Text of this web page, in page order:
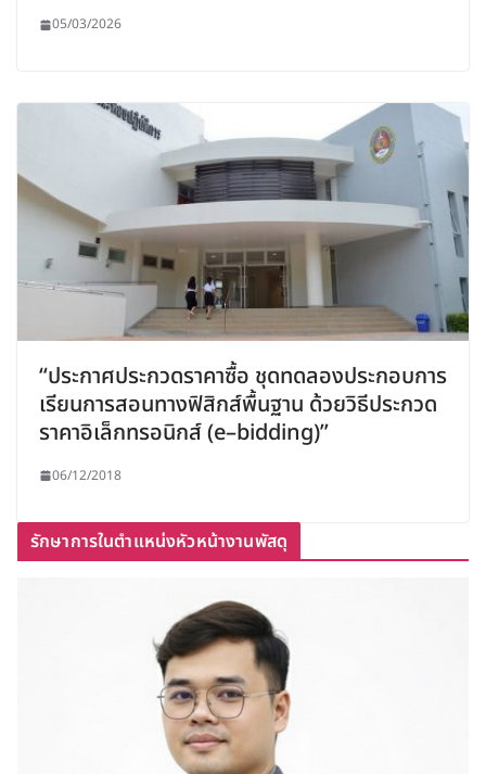
05/03/2026
“ประกาศประกวดราคาซื้อ ชุดทดลองประกอบการ
เรียนการสอนทางฟิสิกส์พื้นฐาน ด้วยวิธีประกวด
ราคาอิเล็กทรอนิกส์ (e–bidding)”
06/12/2018
รักษาการในตำแหน่งหัวหน้างานพัสดุ